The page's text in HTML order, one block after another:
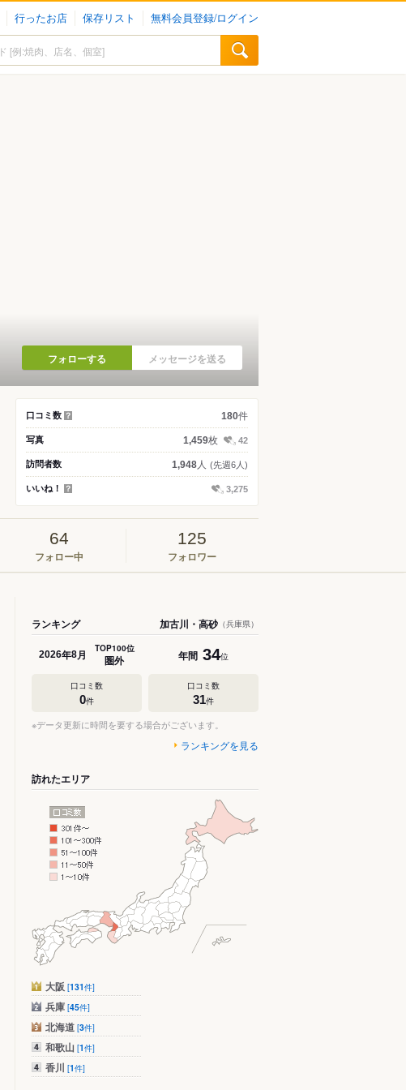
行ったお店 保存リスト 無料会員登録/ログイン
フォローする メッセージを送る
口コミ数 ？ 180件
写真 1,459枚 42
訪問者数 1,948人 (先週6人)
いいね！ ？ 3,275
64
フォロー中
125
フォロワー
ランキング 加古川・高砂 （兵庫県）
2026年8月 TOP100位
圏外
口コミ数
0件
年間 34位
口コミ数
31件
※データ更新に時間を要する場合がございます。
ランキングを見る
訪れたエリア
大阪 [131件]
兵庫 [45件]
北海道 [3件]
和歌山 [1件]
香川 [1件]